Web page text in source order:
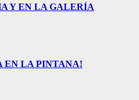
Y EN LA GALERÍA
EN LA PINTANA!